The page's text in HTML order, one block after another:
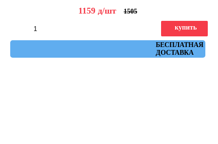
1159 д/шт 1505
БЕСПЛАТНАЯ
ДОСТАВКА
купить